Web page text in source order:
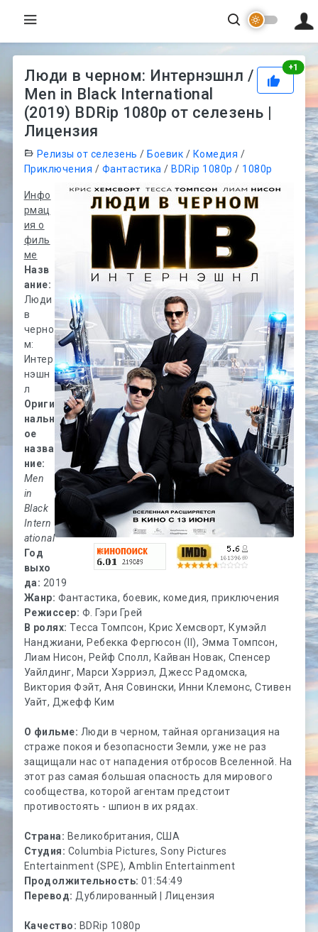
+1
Люди в черном: Интернэшнл /
Men in Black International
(2019) BDRip 1080p от селезень |
Лицензия
Релизы от селезень /Боевик / Комедия /
Приключения / Фантастика /BDRip 1080p / 1080p
Инфо
рмац
ия о
филь
ме
Назв
ание:
Люди
в
черно
м:
Интер
нэшн
л
Ориги
нальн
ое
назва
ние:
Men
in
Black
Intern
ational
Год
выхо
да: 2019
Жанр: Фантастика, боевик, комедия, приключения
Режиссер: Ф. Гэри Грей
В ролях: Тесса Томпсон, Крис Хемсворт, Кумэйл
Нанджиани, Ребекка Фергюсон (II), Эмма Томпсон,
Лиам Нисон, Рейф Сполл, Кайван Новак, Спенсер
Уайлдинг, Марси Хэрриэл, Джесс Радомска,
Виктория Фэйт, Аня Совински, Инни Клемонс, Стивен
Уайт, Джефф Ким
О фильме: Люди в черном, тайная организация на
страже покоя и безопасности Земли, уже не раз
защищали нас от нападения отбросов Вселенной. На
этот раз самая большая опасность для мирового
сообщества, которой агентам предстоит
противостоять - шпион в их рядах.
Страна: Великобритания, США
Студия: Columbia Pictures, Sony Pictures
Entertainment (SPE), Amblin Entertainment
Продолжительность: 01:54:49
Перевод: Дублированный | Лицензия
Качество: BDRip 1080p